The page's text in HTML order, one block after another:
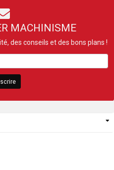
MACHINISME
des conseils et des bons plans !